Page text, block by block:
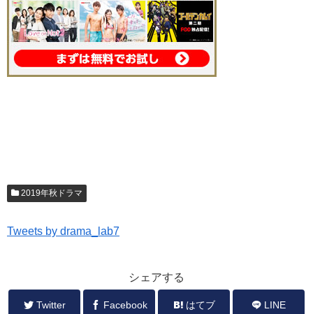
2019年秋ドラマ
Tweets by drama_lab7
シェアする
Twitter Facebook はてブ LINE